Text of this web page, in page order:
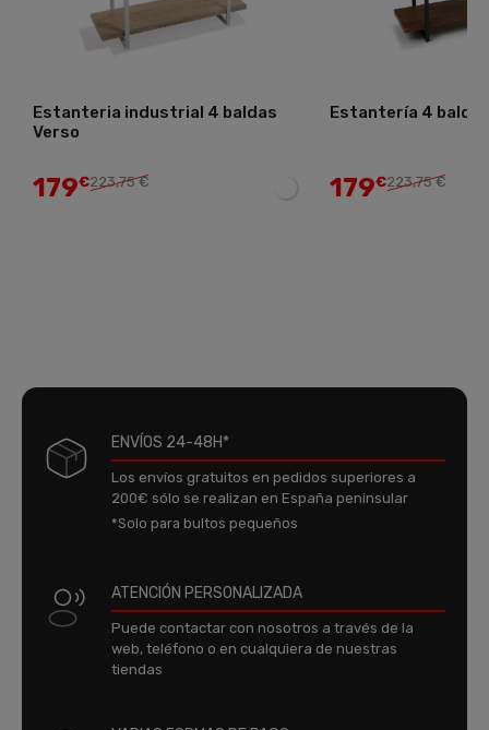
Estantería 4 baldas
179€223,75 €
Estanteria 4
135€168,75 €
ENVÍOS 24-48H*
Los envíos gratuitos en pedidos superiores a
200€ sólo se realizan en España peninsular
*Solo para bultos pequeños
ATENCIÓN PERSONALIZADA
Puede contactar con nosotros a través de la
web, teléfono o en cualquiera de nuestras
tiendas